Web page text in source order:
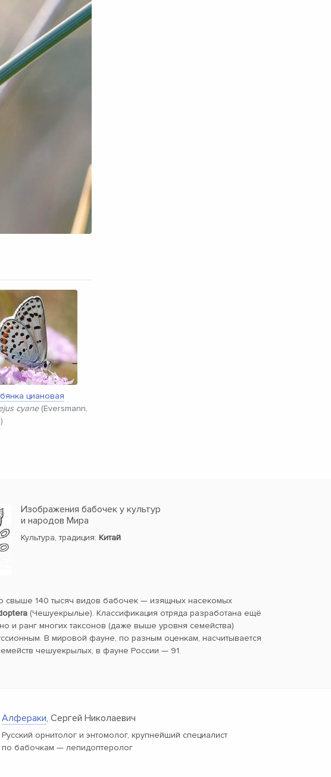
циановая
cyane(Eversmann,
Изображения бабочек у культур
и народов Мира
Культура, традиция: Китай
свыше 140 тысяч видов бабочек — изящных насекомых
(Чешуекрылые). Классификация отряда разработана ещё
и ранг многих таксонов (даже выше уровня семейства)
В мировой фауне, по разным оценкам, насчитывается
чешуекрылых, в фауне России — 91.
Алфераки, Сергей Николаевич
Русский орнитолог и энтомолог, крупнейший специалист
по бабочкам — лепидоптеролог